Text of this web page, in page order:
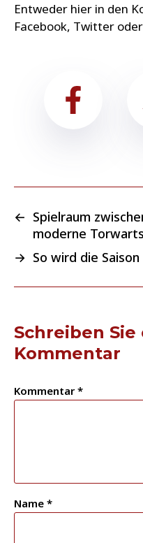
Entweder hier in den
Facebook, Twitter
← Spielraum
moderne
→ So wird die Saison
Schreiben Sie
Kommentar
Kommentar*
Name *